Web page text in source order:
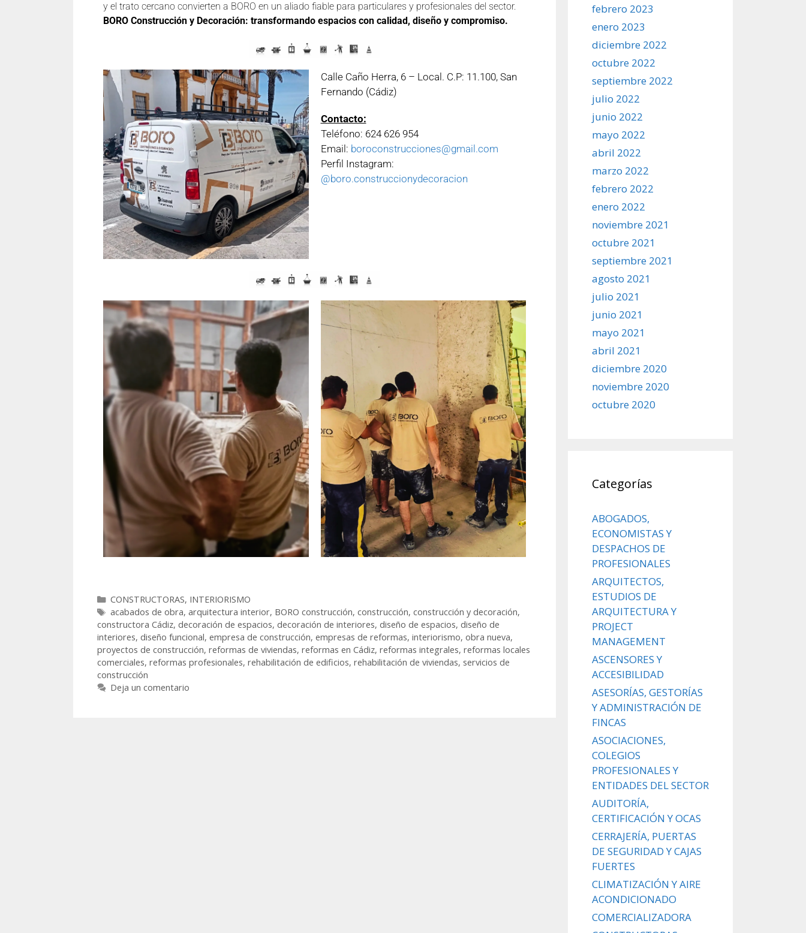
y el trato cercano convierten a BORO en un aliado fiable para particulares y profesionales del sector.
BORO Construcción y Decoración: transformando espacios con calidad, diseño y compromiso.
Calle Caño Herra, 6 – Local. C.P: 11.100, San
Fernando (Cádiz)
Contacto:
Teléfono: 624 626 954
Email: boroconstrucciones@gmail.com
Perfil Instagram:
@boro.construccionydecoracion
CONSTRUCTORAS, INTERIORISMO
acabados de obra, arquitectura interior, BORO construcción, construcción, construcción y decoración,
constructora Cádiz, decoración de espacios, decoración de interiores, diseño de espacios, diseño de
interiores, diseño funcional, empresa de construcción, empresas de reformas, interiorismo, obra nueva,
proyectos de construcción, reformas de viviendas, reformas en Cádiz, reformas integrales, reformas locales
comerciales, reformas profesionales, rehabilitación de edificios, rehabilitación de viviendas, servicios de
construcción
Deja un comentario
febrero 2023
enero 2023
diciembre 2022
octubre 2022
septiembre 2022
julio 2022
junio 2022
mayo 2022
abril 2022
marzo 2022
febrero 2022
enero 2022
noviembre 2021
octubre 2021
septiembre 2021
agosto 2021
julio 2021
junio 2021
mayo 2021
abril 2021
diciembre 2020
noviembre 2020
octubre 2020
Categorías
ABOGADOS,
ECONOMISTAS Y
DESPACHOS DE
PROFESIONALES
ARQUITECTOS,
ESTUDIOS DE
ARQUITECTURA Y
PROJECT
MANAGEMENT
ASCENSORES Y
ACCESIBILIDAD
ASESORÍAS, GESTORÍAS
Y ADMINISTRACIÓN DE
FINCAS
ASOCIACIONES,
COLEGIOS
PROFESIONALES Y
ENTIDADES DEL SECTOR
AUDITORÍA,
CERTIFICACIÓN Y OCAS
CERRAJERÍA, PUERTAS
DE SEGURIDAD Y CAJAS
FUERTES
CLIMATIZACIÓN Y AIRE
ACONDICIONADO
COMERCIALIZADORA